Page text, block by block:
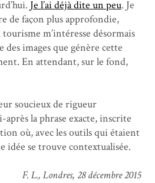
Je l’ai déjà dite un peu. Je
de façon plus approfondie,
m’intéresse désormais
images que génère cette
En attendant, sur le fond,
soucieux de rigueur
la phrase exacte, inscrite
où, avec les outils qui étaient
idée se trouve contextualisée.
F. L., Londres, 28 décembre 2015